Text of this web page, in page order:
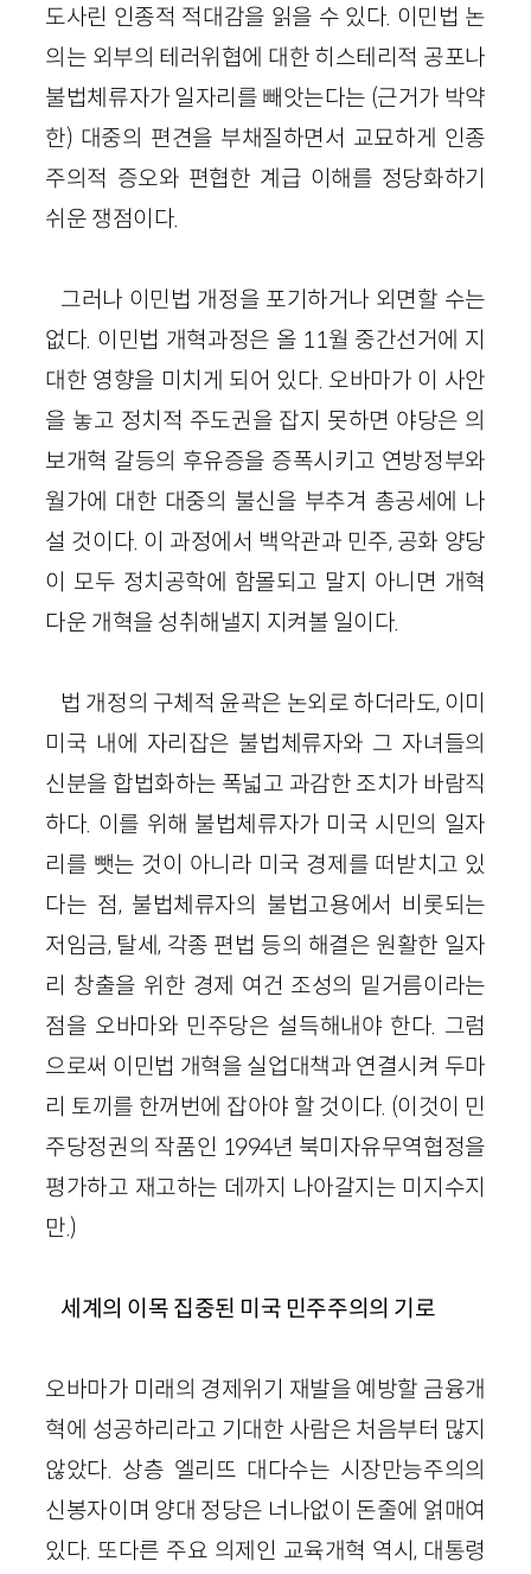
도사린 인종적 적대감을 읽을 수 있다. 이민법 논
의는 외부의 테러위협에 대한 히스테리적 공포나
불법체류자가 일자리를 빼앗는다는 (근거가 박약
한) 대중의 편견을 부채질하면서 교묘하게 인종
주의적 증오와 편협한 계급 이해를 정당화하기
쉬운 쟁점이다.
그러나 이민법 개정을 포기하거나 외면할 수는
없다. 이민법 개혁과정은 올 11월 중간선거에 지
대한 영향을 미치게 되어 있다. 오바마가 이 사안
을 놓고 정치적 주도권을 잡지 못하면 야당은 의
보개혁 갈등의 후유증을 증폭시키고 연방정부와
월가에 대한 대중의 불신을 부추겨 총공세에 나
설 것이다. 이 과정에서 백악관과 민주, 공화 양당
이 모두 정치공학에 함몰되고 말지 아니면 개혁
다운 개혁을 성취해낼지 지켜볼 일이다.
법 개정의 구체적 윤곽은 논외로 하더라도, 이미
미국 내에 자리잡은 불법체류자와 그 자녀들의
신분을 합법화하는 폭넓고 과감한 조치가 바람직
하다. 이를 위해 불법체류자가 미국 시민의 일자
리를 뺏는 것이 아니라 미국 경제를 떠받치고 있
다는 점, 불법체류자의 불법고용에서 비롯되는
저임금, 탈세, 각종 편법 등의 해결은 원활한 일자
리 창출을 위한 경제 여건 조성의 밑거름이라는
점을 오바마와 민주당은 설득해내야 한다. 그럼
으로써 이민법 개혁을 실업대책과 연결시켜 두마
리 토끼를 한꺼번에 잡아야 할 것이다. (이것이 민
주당정권의 작품인 1994년 북미자유무역협정을
평가하고 재고하는 데까지 나아갈지는 미지수지
만.)
세계의 이목 집중된 미국 민주주의의 기로
오바마가 미래의 경제위기 재발을 예방할 금융개
혁에 성공하리라고 기대한 사람은 처음부터 많지
않았다. 상층 엘리뜨 대다수는 시장만능주의의
신봉자이며 양대 정당은 너나없이 돈줄에 얽매여
있다. 또다른 주요 의제인 교육개혁 역시, 대통령